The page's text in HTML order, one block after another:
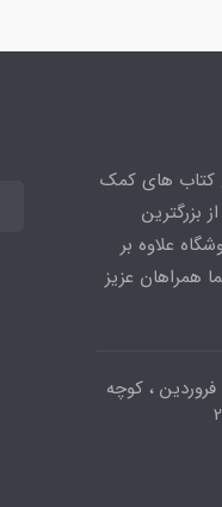
کتاب های کمک
بزرگترین
علاوه بر
عزیز
فروردین ، کوچه